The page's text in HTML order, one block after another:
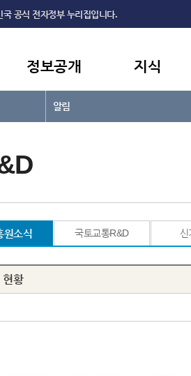
국 공식 전자정부 누리집입니다.
정보공개 지식
알림
원소식 국토교통R&D 신
현황